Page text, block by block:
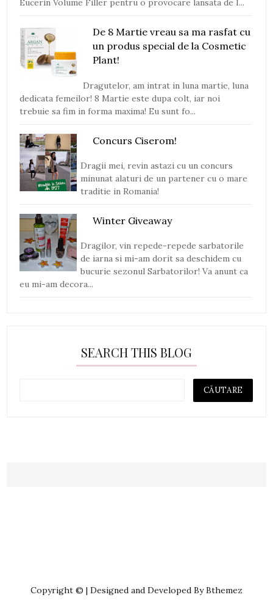
Eucerin Volume Filler pentru o provocare lansata de I...
De 8 Martie vreau sa ma rasfat cu
un produs special de la Cosmetic
Plant!
Dragutelor, am intrat in luna martie, luna
dedicata femeilor! 8 Martie este dupa colt, iar noi
trebuie sa fim in forma maxima! Eu sunt fo...
Concurs Ciserom!
Dragii mei, revin astazi cu un concurs
minunat alaturi de un partener cu o mare
traditie in Romania!
Winter Giveaway
Dragilor, vin repede-repede sarbatorile
de iarna si mi-am dorit sa deschidem cu
bucurie sezonul Sarbatorilor! Va anunt ca
eu mi-am decora...
SEARCH THIS BLOG
Copyright © | Designed and Developed By Bthemez